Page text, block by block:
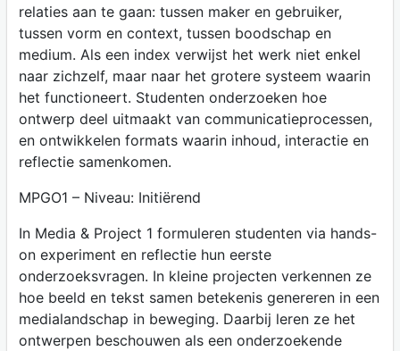
relaties aan te gaan: tussen maker en gebruiker,
tussen vorm en context, tussen boodschap en
medium. Als een index verwijst het werk niet enkel
naar zichzelf, maar naar het grotere systeem waarin
het functioneert. Studenten onderzoeken hoe
ontwerp deel uitmaakt van communicatieprocessen,
en ontwikkelen formats waarin inhoud, interactie en
reflectie samenkomen.
MPGO1 – Niveau: Initiërend
In Media & Project 1 formuleren studenten via hands-
on experiment en reflectie hun eerste
onderzoeksvragen. In kleine projecten verkennen ze
hoe beeld en tekst samen betekenis genereren in een
medialandschap in beweging. Daarbij leren ze het
ontwerpen beschouwen als een onderzoekende